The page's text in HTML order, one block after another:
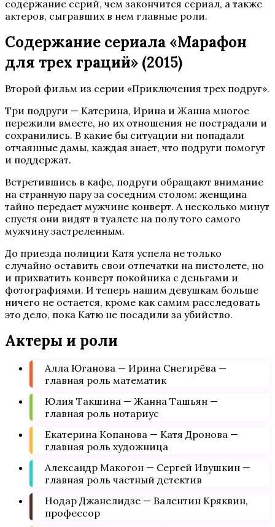
содержание серий, чем закончится сериал, а также
актеров, сыгравших в нем главные роли.
Содержание сериала «Марафон
для трех граций» (2015)
Второй фильм из серии «Приключения трех подруг».
Три подруги — Катерина, Ирина и Жанна многое
пережили вместе, но их отношения не пострадали и
сохранились. В какие бы ситуации ни попадали
отчаянные дамы, каждая знает, что подруги помогут
и поддержат.
Встретившись в кафе, подруги обращают внимание
на странную пару за соседним столом: женщина
тайно передает мужчине конверт. А несколько минут
спустя они видят в туалете на полу того самого
мужчину застреленным.
До приезда полиции Катя успела не только
случайно оставить свои отпечатки на пистолете, но
и прихватить конверт покойника с деньгами и
фотографиями. И теперь нашим девушкам больше
ничего не остается, кроме как самим расследовать
это дело, пока Катю не посадили за убийство.
Актеры и роли
Алла Юганова — Ирина Снегирёва —
главная роль математик
Юлия Такшина — Жанна Ташьян —
главная роль нотариус
Екатерина Копанова — Катя Дронова —
главная роль художница
Александр Макогон — Сергей Ивушкин —
главная роль частный детектив
Нодар Джанелидзе — Валентин Кряквин,
профессор